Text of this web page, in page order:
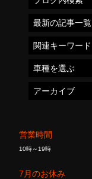
営業時間
10時～19時
7月のお休み
最新の記事一覧
関連キーワード
車種を選ぶ
アーカイブ